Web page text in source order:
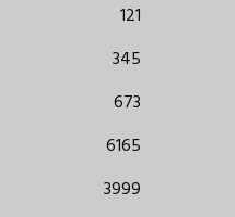
121
345
673
6165
3999